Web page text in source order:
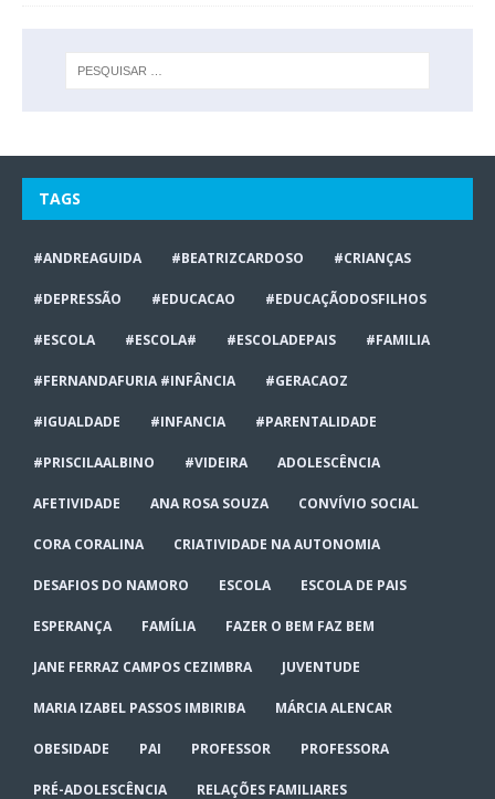
TAGS
#ANDREAGUIDA #BEATRIZCARDOSO #CRIANÇAS
#DEPRESSÃO #EDUCACAO #EDUCAÇÃODOSFILHOS
#ESCOLA #ESCOLA# #ESCOLADEPAIS #FAMILIA
#FERNANDAFURIA #INFÂNCIA #GERACAOZ
#IGUALDADE #INFANCIA #PARENTALIDADE
#PRISCILAALBINO #VIDEIRA ADOLESCÊNCIA
AFETIVIDADE ANA ROSA SOUZA CONVÍVIO SOCIAL
CORA CORALINA CRIATIVIDADE NA AUTONOMIA
DESAFIOS DO NAMORO ESCOLA ESCOLA DE PAIS
ESPERANÇA FAMÍLIA FAZER O BEM FAZ BEM
JANE FERRAZ CAMPOS CEZIMBRA JUVENTUDE
MARIA IZABEL PASSOS IMBIRIBA MÁRCIA ALENCAR
OBESIDADE PAI PROFESSOR PROFESSORA
PRÉ-ADOLESCÊNCIA RELAÇÕES FAMILIARES